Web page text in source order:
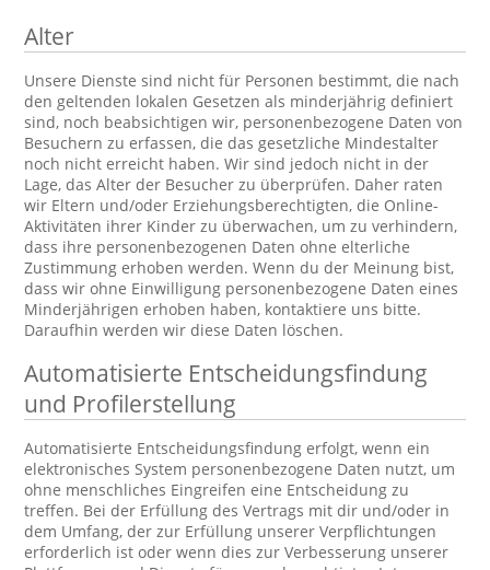
Alter
Unsere Dienste sind nicht für Personen bestimmt, die nach
den geltenden lokalen Gesetzen als minderjährig definiert
sind, noch beabsichtigen wir, personenbezogene Daten von
Besuchern zu erfassen, die das gesetzliche Mindestalter
noch nicht erreicht haben. Wir sind jedoch nicht in der
Lage, das Alter der Besucher zu überprüfen. Daher raten
wir Eltern und/oder Erziehungsberechtigten, die Online-
Aktivitäten ihrer Kinder zu überwachen, um zu verhindern,
dass ihre personenbezogenen Daten ohne elterliche
Zustimmung erhoben werden. Wenn du der Meinung bist,
dass wir ohne Einwilligung personenbezogene Daten eines
Minderjährigen erhoben haben, kontaktiere uns bitte.
Daraufhin werden wir diese Daten löschen.
Automatisierte Entscheidungsfindung
und Profilerstellung
Automatisierte Entscheidungsfindung erfolgt, wenn ein
elektronisches System personenbezogene Daten nutzt, um
ohne menschliches Eingreifen eine Entscheidung zu
treffen. Bei der Erfüllung des Vertrags mit dir und/oder in
dem Umfang, der zur Erfüllung unserer Verpflichtungen
erforderlich ist oder wenn dies zur Verbesserung unserer